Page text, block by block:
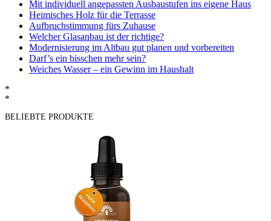
Mit individuell angepassten Ausbaustufen ins eigene Haus
Heimisches Holz für die Terrasse
Aufbruchstimmung fürs Zuhause
Welcher Glasanbau ist der richtige?
Modernisierung im Altbau gut planen und vorbereiten
Darf’s ein bisschen mehr sein?
Weiches Wasser – ein Gewinn im Haushalt
*
*
BELIEBTE PRODUKTE